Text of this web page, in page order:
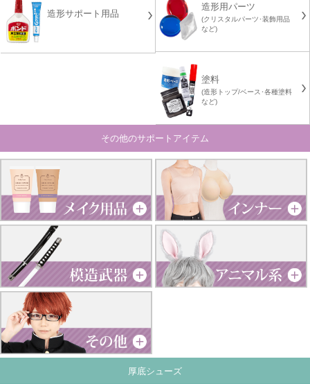
造形サポート用品
造形用パーツ
(クリスタルパーツ･装飾用品
など)
塗料
(造形トップ/ベース･各種塗料
など)
その他のサポートアイテム
厚底シューズ